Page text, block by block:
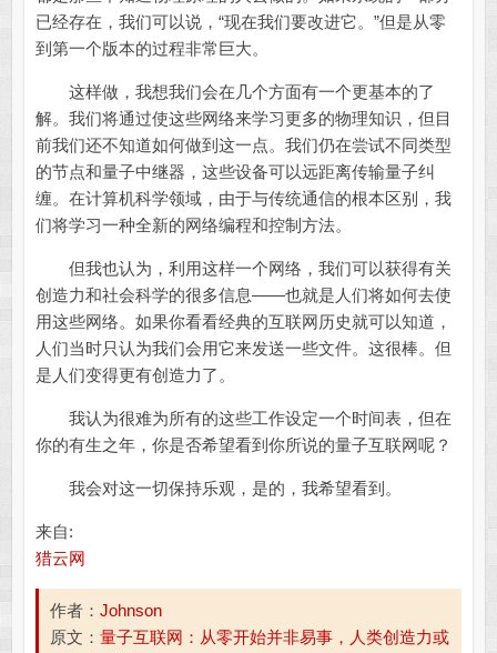
已经存在，我们可以说，“现在我们要改进它。”但是从零
到第一个版本的过程非常巨大。
这样做，我想我们会在几个方面有一个更基本的了
解。我们将通过使这些网络来学习更多的物理知识，但目
前我们还不知道如何做到这一点。我们仍在尝试不同类型
的节点和量子中继器，这些设备可以远距离传输量子纠
缠。在计算机科学领域，由于与传统通信的根本区别，我
们将学习一种全新的网络编程和控制方法。
但我也认为，利用这样一个网络，我们可以获得有关
创造力和社会科学的很多信息——也就是人们将如何去使
用这些网络。如果你看看经典的互联网历史就可以知道，
人们当时只认为我们会用它来发送一些文件。这很棒。但
是人们变得更有创造力了。
我认为很难为所有的这些工作设定一个时间表，但在
你的有生之年，你是否希望看到你所说的量子互联网呢？
我会对这一切保持乐观，是的，我希望看到。
来自:
猎云网
作者： Johnson
原文： 量子互联网：从零开始并非易事，人类创造力或